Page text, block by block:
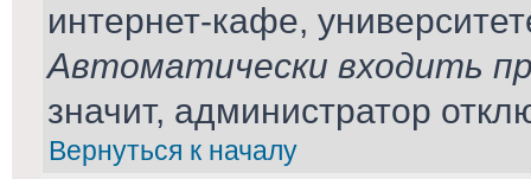
интернет-кафе,
Автоматически входить
значит, администратор
Вернуться к началу